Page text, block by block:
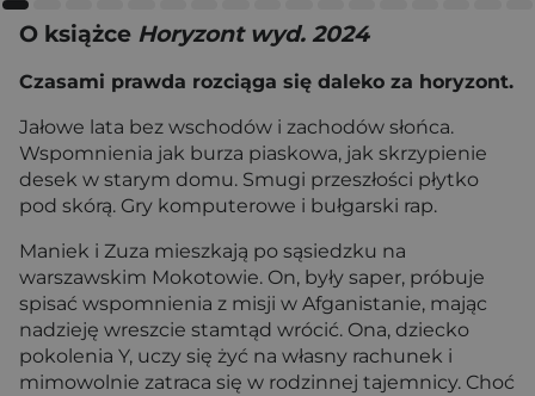
O książce Horyzont wyd. 2024
Czasami prawda rozciąga się daleko za horyzont.
Jałowe lata bez wschodów i zachodów słońca.
Wspomnienia jak burza piaskowa, jak skrzypienie
desek w starym domu. Smugi przeszłości płytko
pod skórą. Gry komputerowe i bułgarski rap.
Maniek i Zuza mieszkają po sąsiedzku na
warszawskim Mokotowie. On, były saper, próbuje
spisać wspomnienia z misji w Afganistanie, mając
nadzieję wreszcie stamtąd wrócić. Ona, dziecko
pokolenia Y, uczy się żyć na własny rachunek i
mimowolnie zatraca się w rodzinnej tajemnicy. Choć